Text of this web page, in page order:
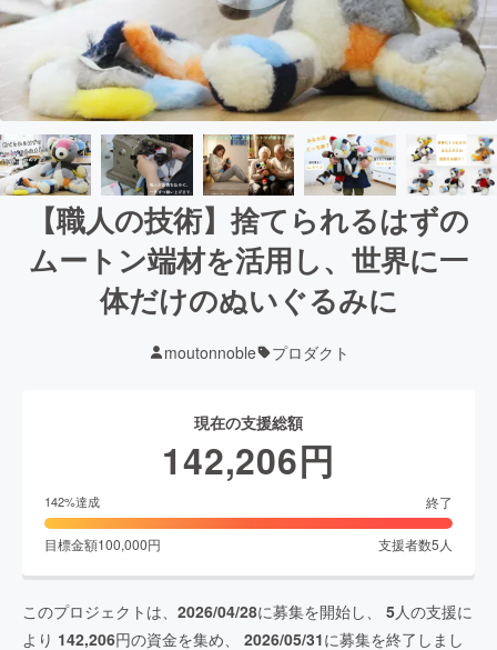
【職人の技術】捨てられるはずの
ムートン端材を活用し、世界に一
体だけのぬいぐるみに
moutonnoble プロダクト
現在の支援総額
142,206円
142%達成 終了
目標金額100,000円 支援者数5 人
このプロジェクトは、 2026/04/28に募集を開始し、 5人の支援に
より 142,206円の資金を集め、 2026/05/31に募集を終了しまし